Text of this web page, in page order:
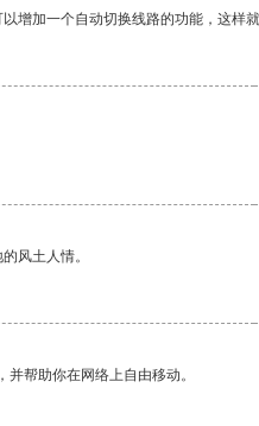
增加一个自动切换线路的功能，这样
风土人情。
帮助你在网络上自由移动。